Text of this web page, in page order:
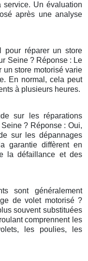
service. Un évaluation
après une analyse
pour réparer un store
Seine ? Réponse : Le
un store motorisé varie
En normal, cela peut
à plusieurs heures.
sur les réparations
? Réponse : Oui,
sur les dépannages
garantie diffèrent en
la défaillance et des
sont généralement
de volet motorisé ?
souvent substituées
comprennent les
les poulies, les